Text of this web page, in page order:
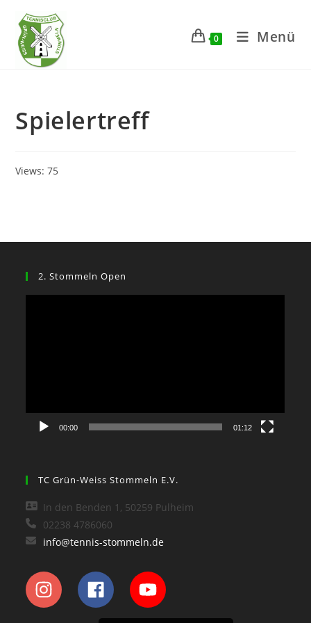
Inhalt
springen
0 Menü
Spielertreff
Views: 75
2. Stommeln Open
00:00 01:12
TC Grün-Weiss Stommeln E.V.
In den Benden 1, 50259 Pulheim
02238 4786060
info@tennis-stommeln.de